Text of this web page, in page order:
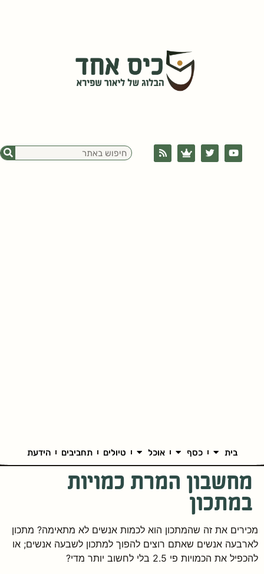
בית כסף אוכל טיולים תחביבים הידעת
מחשבון המרת כמויות
במתכון
מכירים את זה שהמתכון הוא לכמות אנשים לא מתאימה? מתכון
לארבעה אנשים שאתם רוצים להפוך למתכון לשבעה אנשים; או
להכפיל את הכמויות פי 2.5 בלי לחשוב יותר מדי?